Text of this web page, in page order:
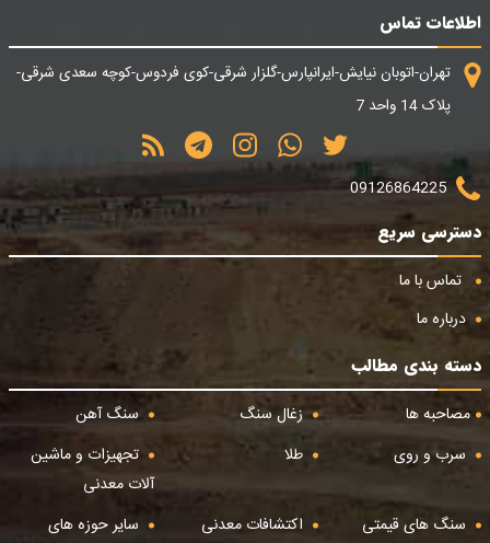
اطلاعات تماس
تهران-اتوبان نیایش-ایرانپارس-گلزار شرقی-کوی فردوس-کوچه سعدی شرقی-
پلاک 14 واحد 7
09126864225
دسترسی سریع
تماس با ما
درباره ما
دسته بندی مطالب
مصاحبه ها
زغال سنگ
سنگ آهن
سرب و روی
طلا
تجهیزات و ماشین
آلات معدنی
سنگ های قیمتی
اکتشافات معدنی
سایر حوزه های